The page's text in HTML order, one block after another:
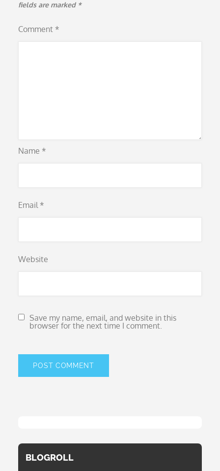
fields are marked *
Comment *
Name *
Email *
Website
Save my name, email, and website in this
browser for the next time I comment.
BLOGROLL